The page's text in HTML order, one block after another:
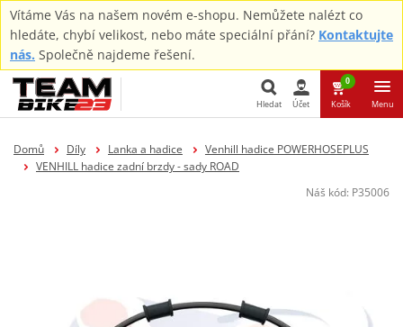
Vítáme Vás na našem novém e-shopu. Nemůžete nalézt co
hledáte, chybí velikost, nebo máte speciální přání? Kontaktujte
nás. Společně najdeme řešení.
Hledat
Hledat Účet
0
Košík Menu
Domů Díly Lanka a hadice
Venhill hadice POWERHOSEPLUS
VENHILL hadice zadní brzdy - sady ROAD
Náš kód: P35006